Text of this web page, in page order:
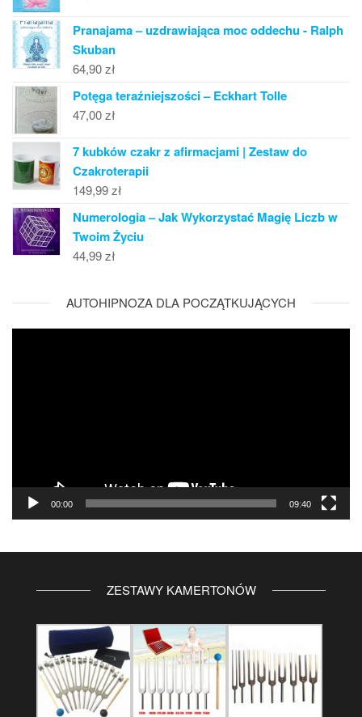
Pranajama – uzdrawiająca moc oddechu - Ralph
Skuban
64,90zł
Potęga teraźniejszości – Eckhart Tolle
47,00zł
7 kubków czakr z afirmacjami | Zestaw do
Czakroterapii
149,99zł
Numerologia – Jak Wykorzystać Magię Liczb w
Twoim Życiu
44,99zł
AUTOHIPNOZA DLA POCZĄTKUJĄCYCH
00:00 09:40
ZESTAWY KAMERTONÓW